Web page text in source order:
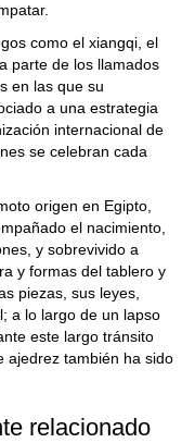
como el xiangqi, el
parte de los llamados
en las que su
a una estrategia
internacional de
se celebran cada
origen en Egipto,
el nacimiento,
y sobrevivido a
y formas del tablero y
piezas, sus leyes,
a lo largo de un lapso
este largo tránsito
ajedrez también ha sido
relacionado